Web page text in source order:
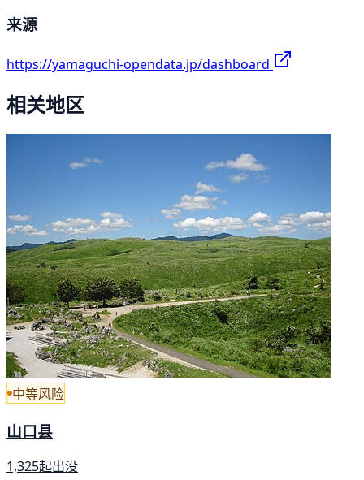
来源
https://yamaguchi-opendata.jp/dashboard
相关地区
中等风险
山口县
1,325起出没